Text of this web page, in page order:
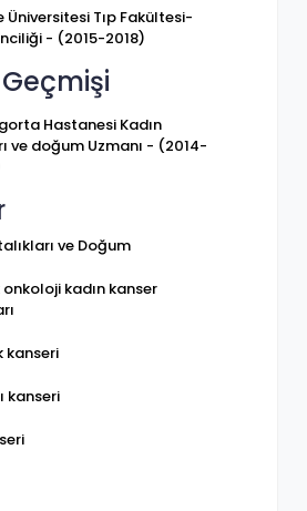
Üniversitesi Tıp Fakültesi-
- (2015-2018)
Hastanesi Kadın
ve doğum Uzmanı - (2014-
ve Doğum
kadın kanser
kanseri
kanseri